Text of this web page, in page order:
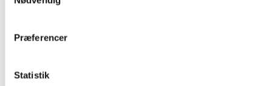
Præferencer
Statistik
INFORMATION
CSR
KONTAKT